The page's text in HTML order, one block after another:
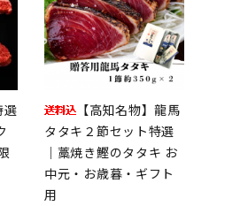
選
【高知名物】龍馬
タタキ２節セット特選
｜藁焼き鰹のタタキ お
中元・お歳暮・ギフト
用